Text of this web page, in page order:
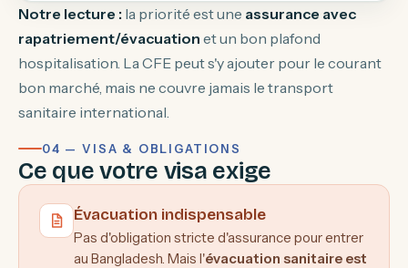
Notre lecture : la priorité est une assurance avec
rapatriement/évacuation et un bon plafond
hospitalisation. La CFE peut s'y ajouter pour le courant
bon marché, mais ne couvre jamais le transport
sanitaire international.
04 — VISA & OBLIGATIONS
Ce que votre visa exige
Évacuation indispensable
Pas d'obligation stricte d'assurance pour entrer
au Bangladesh. Mais l'évacuation sanitaire est